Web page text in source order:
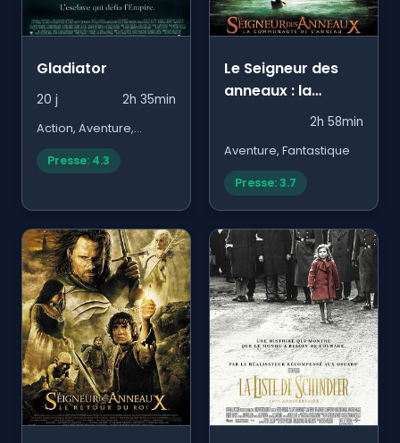
Gladiator
20 j 2h 35min
Action, Aventure,
Historique
Presse: 4.3
Le Seigneur des
anneaux : la
communauté de
2h 58min
Aventure, Fantastique
Presse: 3.7